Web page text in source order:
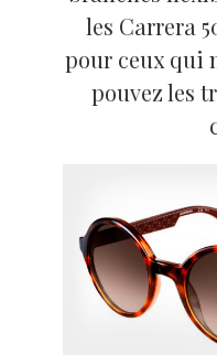
les Carrera
pour ceux qui
pouvez les